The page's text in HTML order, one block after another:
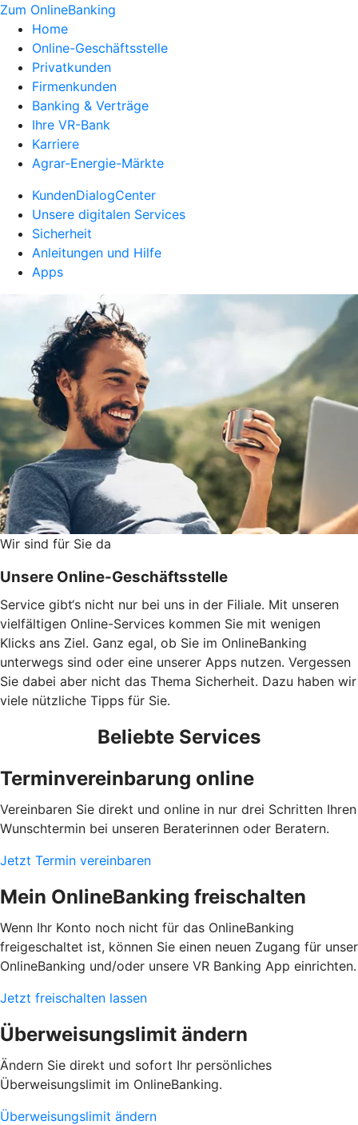
Zum OnlineBanking
Home
Online-Geschäftsstelle
Privatkunden
Firmenkunden
Banking & Verträge
Ihre VR-Bank
Karriere
Agrar-Energie-Märkte
KundenDialogCenter
Unsere digitalen Services
Sicherheit
Anleitungen und Hilfe
Apps
Wir sind für Sie da
Unsere Online-Geschäftsstelle
Service gibt‘s nicht nur bei uns in der Filiale. Mit unseren
vielfältigen Online-Services kommen Sie mit wenigen
Klicks ans Ziel. Ganz egal, ob Sie im OnlineBanking
unterwegs sind oder eine unserer Apps nutzen. Vergessen
Sie dabei aber nicht das Thema Sicherheit. Dazu haben wir
viele nützliche Tipps für Sie.
Beliebte Services
Terminvereinbarung online
Vereinbaren Sie direkt und online in nur drei Schritten Ihren
Wunschtermin bei unseren Beraterinnen oder Beratern.
Jetzt Termin vereinbaren
Mein OnlineBanking freischalten
Wenn Ihr Konto noch nicht für das OnlineBanking
freigeschaltet ist, können Sie einen neuen Zugang für unser
OnlineBanking und/oder unsere VR Banking App einrichten.
Jetzt freischalten lassen
Überweisungslimit ändern
Ändern Sie direkt und sofort Ihr persönliches
Überweisungslimit im OnlineBanking.
Überweisungslimit ändern